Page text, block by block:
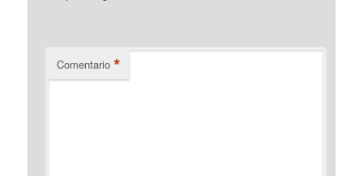
Comentario *